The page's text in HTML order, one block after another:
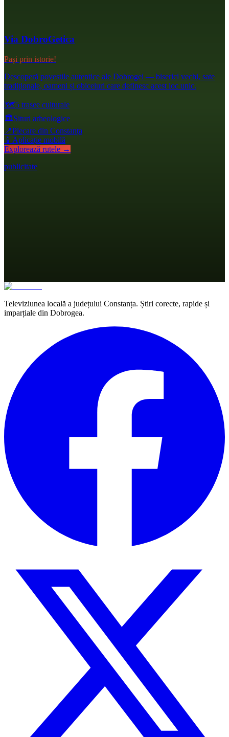
Via DobroGetica
Pași prin istorie!
Descoperă poveștile autentice ale Dobrogei — biserici vechi, sate
tradiționale, oameni și obiceiuri care definesc acest loc unic.
🗺️5 trasee culturale
🏛️Situri arheologice
📍Plecare din Constanța
📱 Aplicație mobilă
Explorează rutele →
publicitate
Televiziunea locală a județului Constanța. Știri corecte, rapide și
imparțiale din Dobrogea.